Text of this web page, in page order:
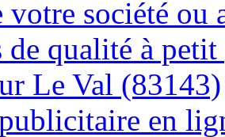
votre société
de qualité à
Le Val (83143)
en